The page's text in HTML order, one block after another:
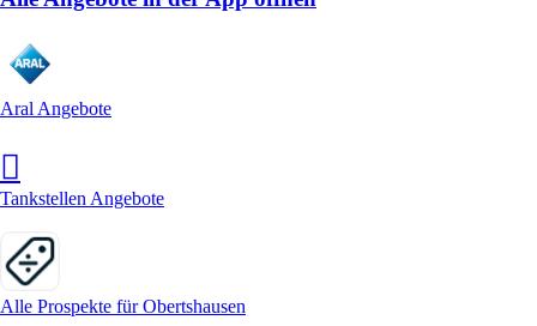
Aral Angebote
Tankstellen Angebote
Alle Prospekte für Obertshausen